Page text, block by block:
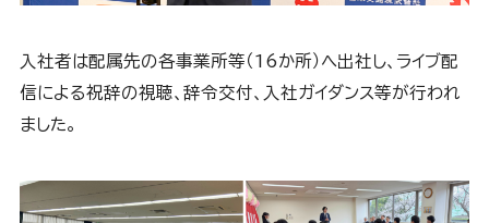
入社者は配属先の各事業所等（16か所）へ出社し、ライブ配
信による祝辞の視聴、辞令交付、入社ガイダンス等が行われ
ました。